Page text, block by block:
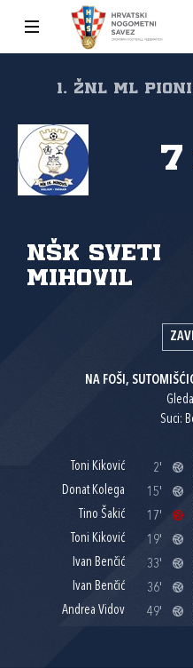
1. žnl ml
NŠK Sveti
Mihovil
7
NA FOŠI,
Suci:
Toni Kiković
2'
Donat Kolega
15'
Tino Šakić
17'
Toni Kiković
19'
Ivan Benčić
33'
Ivan Benčić
36'
Andrea Vidov
49'